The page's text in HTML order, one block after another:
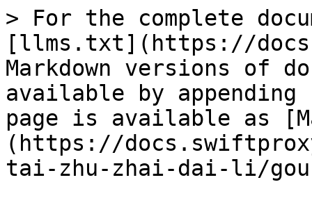
> For the complete
[llms.txt](https://
Markdown versions of
available by
page is available as
(https://
tai-zhu-zhai-dai-li/